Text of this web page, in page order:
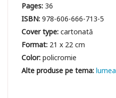
Pages:36
ISBN:978-606-666-713-5
Cover type:cartonată
Format: 21 x 22 cm
Color:policromie
lumea